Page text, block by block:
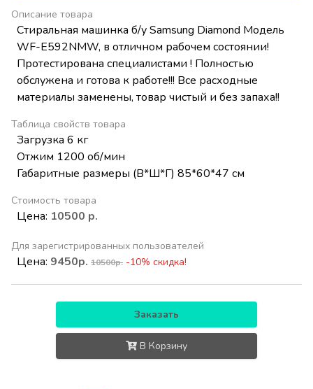
Описание товара
Стиральная машинка б/у Samsung Diamond Модель
WF-E592NMW, в отличном рабочем состоянии!
Протестирована специалистами ! Полностью
обслужена и готова к работе!!! Все расходные
материалы заменены, товар чистый и без запаха!!
Таблица свойств товара
Загрузка 6 кг
Отжим 1200 об/мин
Габаритные размеры (В*Ш*Г) 85*60*47 см
Стоимость товара
Цена: 10500 р.
Для зарегистрированных пользователей
Цена: 9450р. 10500р. -10% скидка!
Заказать
В Корзину